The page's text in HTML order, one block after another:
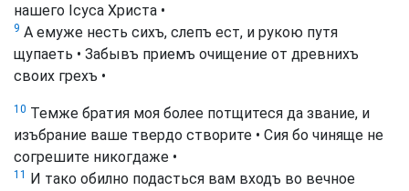
нашего Ісуса Христа •
9 А емуже несть сихъ, слепъ ест, и рукою путя
щупаеть • Забывъ приемъ очищение от древнихъ
своих грехъ •
10 Темже братия моя более потщитеся да звание, и
изъбрание ваше твердо створите • Сия бо чиняще не
согрешите никогдаже •
11
И тако обилно подасться вам входъ во вечное